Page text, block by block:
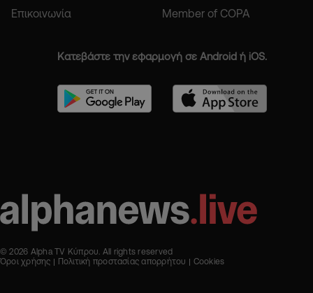
Επικοινωνία Member of COPA
Κατεβάστε την εφαρμογή σε Android ή iOS.
© 2026 Alpha TV Κύπρου. All rights reserved
Όροι χρήσης
Πολιτική προστασίας απορρήτου Cookies